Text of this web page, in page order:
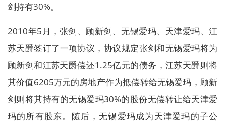
剑持有30%。
2010年5月，张剑、顾新剑、无锡爱玛、天津爱玛、江
苏天爵签订了一项协议，协议规定张剑和无锡爱玛将为
顾新剑和江苏天爵偿还1.25亿元的债务，江苏天爵则将
其价值6205万元的房地产作为抵偿转给无锡爱玛，顾新
剑则将其持有的无锡爱玛30%的股份无偿转让给天津爱
玛的所有股东。随后，无锡爱玛成为天津爱玛的子公